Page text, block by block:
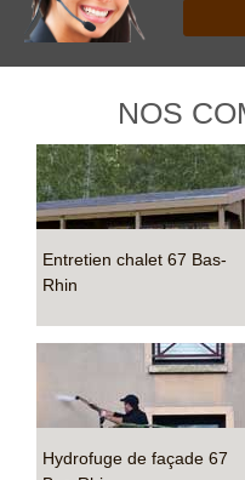
NOS
Entretien chalet 67 Bas-
Rhin
Hydrofuge de façade 67